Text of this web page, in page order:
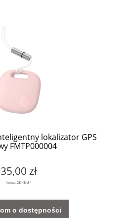
lokalizator GPS
FMTP000004
35,00 zł
(netto: 28,46 zł)
o dostępności